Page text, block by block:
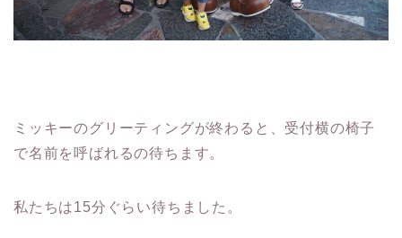
ミッキーのグリーティングが終わると、受付横の椅子
で名前を呼ばれるの待ちます。
私たちは15分ぐらい待ちました。